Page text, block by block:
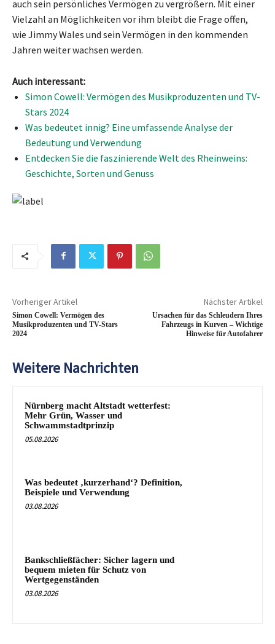
auch sein persönliches Vermögen zu vergrößern. Mit einer
Vielzahl an Möglichkeiten vor ihm bleibt die Frage offen,
wie Jimmy Wales und sein Vermögen in den kommenden
Jahren weiter wachsen werden.
Auch interessant:
Simon Cowell: Vermögen des Musikproduzenten und TV-
Stars 2024
Was bedeutet innig? Eine umfassende Analyse der
Bedeutung und Verwendung
Entdecken Sie die faszinierende Welt des Rheinweins:
Geschichte, Sorten und Genuss
Vorheriger Artikel
Simon Cowell: Vermögen des
Musikproduzenten und TV-Stars
2024
Nächster Artikel
Ursachen für das Schleudern Ihres
Fahrzeugs in Kurven – Wichtige
Hinweise für Autofahrer
Weitere Nachrichten
Nürnberg macht Altstadt wetterfest:
Mehr Grün, Wasser und
Schwammstadtprinzip
05.08.2026
Was bedeutet ‚kurzerhand‘? Definition,
Beispiele und Verwendung
03.08.2026
Bankschließfächer: Sicher lagern und
bequem mieten für Schutz von
Wertgegenständen
03.08.2026